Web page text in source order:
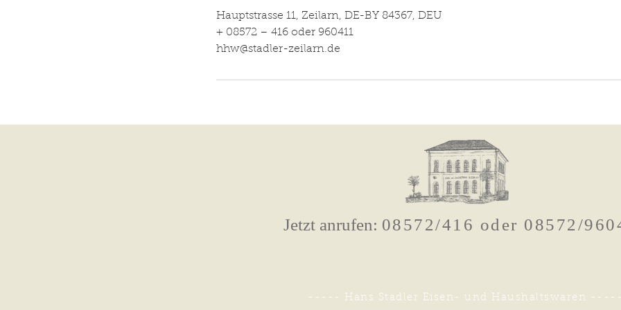
Hauptstrasse 11, Zeilarn, DE-BY 84367, DEU
+ 08572 – 416 oder 960411
hhw@stadler-zeilarn.de
----- Hans Stadler Eisen- und Haushaltswaren -----
Jetzt anrufen: 08572/416 oder 08572/